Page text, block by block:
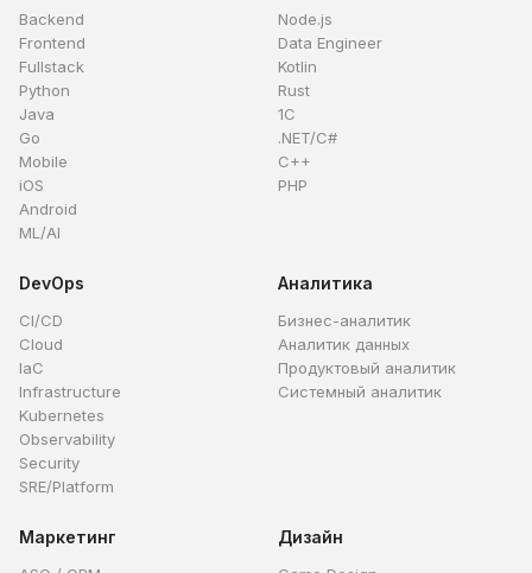
Backend
Frontend
Fullstack
Python
Java
Go
Mobile
iOS
Android
ML/AI
Node.js
Data Engineer
Kotlin
Rust
1C
.NET/C#
C++
PHP
DevOps
CI/CD
Cloud
IaC
Infrastructure
Kubernetes
Observability
Security
SRE/Platform
Аналитика
Бизнес-аналитик
Аналитик данных
Продуктовый аналитик
Системный аналитик
Маркетинг Дизайн